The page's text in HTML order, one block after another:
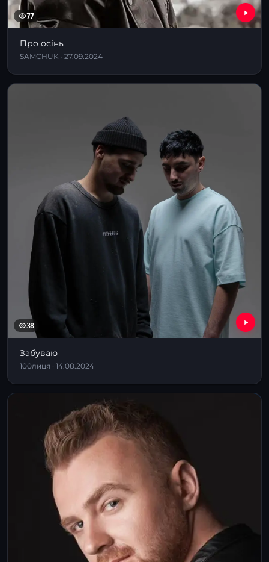
77
Про осінь
SAMCHUK · 27.09.2024
38
Забуваю
100лиця · 14.08.2024